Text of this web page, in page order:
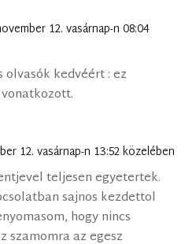
12. vasárnap-n 08:04
kedvéért : ez
12. vasárnap-n 13:52 közelében
teljesen egyetertek.
sajnos kezdettol
hogy nincs
szamomra az egesz